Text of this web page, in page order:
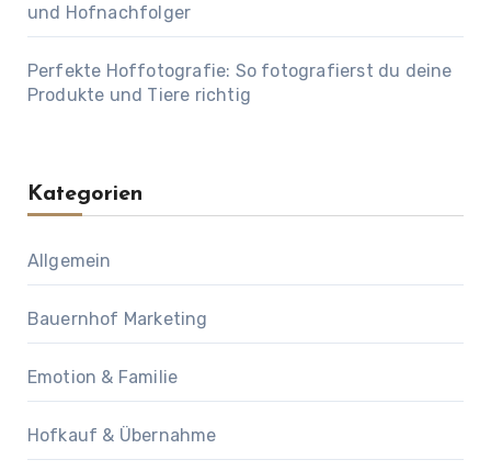
und Hofnachfolger
Perfekte Hoffotografie: So fotografierst du deine
Produkte und Tiere richtig
Kategorien
Allgemein
Bauernhof Marketing
Emotion & Familie
Hofkauf & Übernahme